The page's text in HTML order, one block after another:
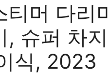
머 다리
슈퍼 차
식, 2023